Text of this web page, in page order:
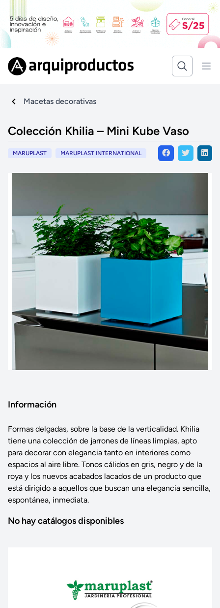
Macetas decorativas
Colección Khilia – Mini Kube Vaso
MARUPLAST MARUPLAST INTERNATIONAL
Información
Formas delgadas, sobre la base de la verticalidad. Khilia
tiene una colección de jarrones de líneas limpias, apto
para decorar con elegancia tanto en interiores como
espacios al aire libre. Tonos cálidos en gris, negro y de la
roya y los nuevos acabados lacados de un producto que
está dirigido a aquellos que buscan una elegancia sencilla,
espontánea, inmediata.
No hay catálogos disponibles